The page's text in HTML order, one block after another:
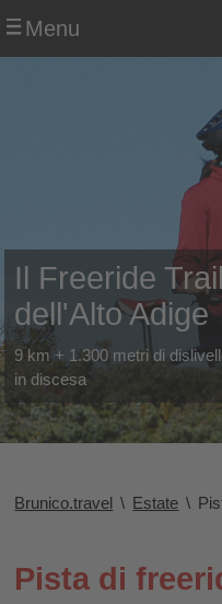
Menu
Brunico.travel \ Estate \
Pista di
Il Freeride
dell'Alto Adige
9 km + 1.300 metri di
in discesa